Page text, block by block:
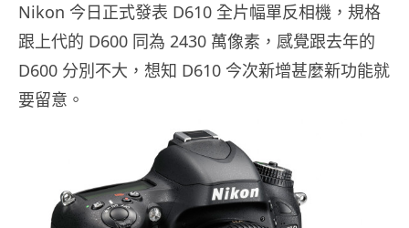
Nikon 今日正式發表 D610 全片幅單反相機，規格
跟上代的 D600 同為 2430 萬像素，感覺跟去年的
D600 分別不大，想知 D610 今次新增甚麼新功能就
要留意。